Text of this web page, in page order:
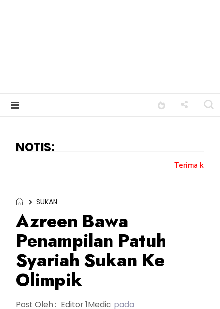
NOTIS:
Terima kasih kepada semua
SUKAN
Azreen Bawa
Penampilan Patuh
Syariah Sukan Ke
Olimpik
Post Oleh : Editor 1Media pada